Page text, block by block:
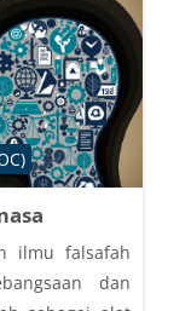
ilmu falsafah
dan